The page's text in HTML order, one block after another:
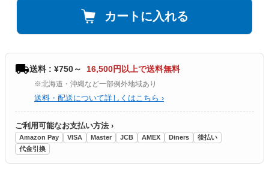
カートに入れる
送料 : ¥750～ 16,500円以上で送料無料
※北海道・沖縄など一部例外地域あり
送料・配送について詳しくはこちら ›
ご利用可能なお支払い方法 ›
Amazon Pay VISA Master JCB AMEX Diners
後払い
代金引換